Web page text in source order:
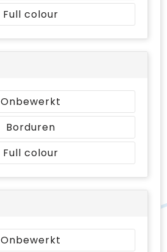
Full colour
Onbewerkt
Borduren
Full colour
Onbewerkt